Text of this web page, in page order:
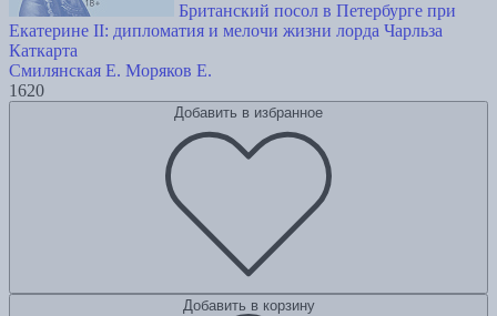
Британский посол в Петербурге при
Екатерине II: дипломатия и мелочи жизни лорда Чарльза
Каткарта
Смилянская Е. Моряков Е.
1620
Добавить в избранное
Добавить в корзину